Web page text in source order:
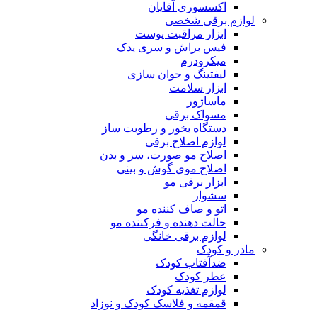
اکسسوری آقایان
لوازم برقی شخصی
ابزار مراقبت پوست
فیس براش و سری یدک
میکرودرم
لیفتینگ و جوان سازی
ابزار سلامت
ماساژور
مسواک برقی
دستگاه بخور و رطوبت ساز
لوازم اصلاح برقی
اصلاح مو صورت، سر و بدن
اصلاح موی گوش و بینی
ابزار برقی مو
سشوار
اتو و صاف کننده مو
حالت دهنده و فرکننده مو
لوازم برقی خانگی
مادر و کودک
ضدآفتاب کودک
عطر کودک
لوازم تغذیه کودک
قمقمه و فلاسک کودک و نوزاد